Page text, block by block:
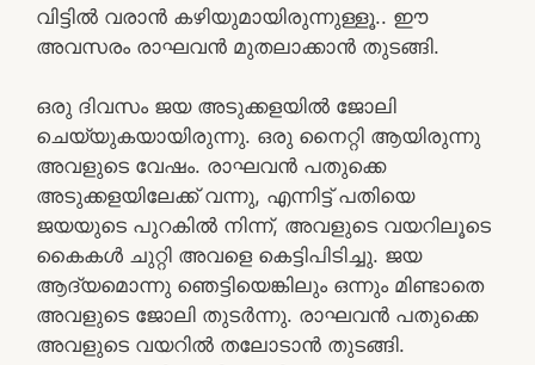
വിട്ടിൽ വരാൻ കഴിയുമായിരുന്നുള്ളൂ.. ഈ
അവസരം രാഘവൻ മുതലാക്കാൻ തുടങ്ങി.
ഒരു ദിവസം ജയ അടുക്കളയിൽ ജോലി
ചെയ്യുകയായിരുന്നു. ഒരു നൈറ്റി ആയിരുന്നു
അവളുടെ വേഷം. രാഘവൻ പതുക്കെ
അടുക്കളയിലേക്ക് വന്നു, എന്നിട്ട് പതിയെ
ജയയുടെ പുറകിൽ നിന്ന്, അവളുടെ വയറിലൂടെ
കൈകൾ ചുറ്റി അവളെ കെട്ടിപിടിച്ചു. ജയ
ആദ്യമൊന്നു ഞെട്ടിയെങ്കിലും ഒന്നും മിണ്ടാതെ
അവളുടെ ജോലി തുടർന്നു. രാഘവൻ പതുക്കെ
അവളുടെ വയറിൽ തലോടാൻ തുടങ്ങി.